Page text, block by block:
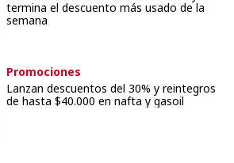
termina el descuento más usado de la
semana
Promociones
Lanzan descuentos del 30% y reintegros
de hasta $40.000 en nafta y gasoil